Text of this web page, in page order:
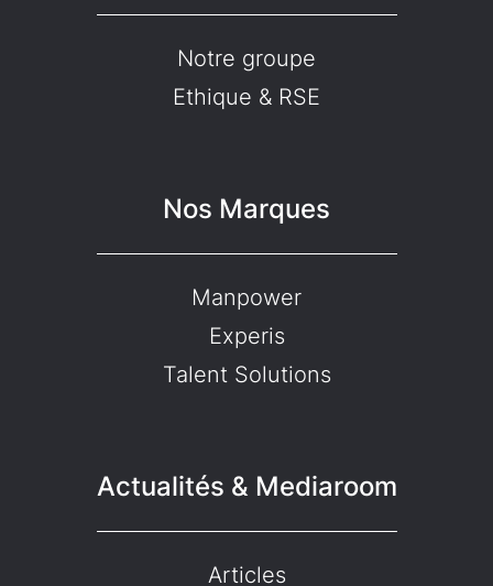
Notre groupe
Ethique & RSE
Nos Marques
Manpower
Experis
Talent Solutions
Actualités & Mediaroom
Articles